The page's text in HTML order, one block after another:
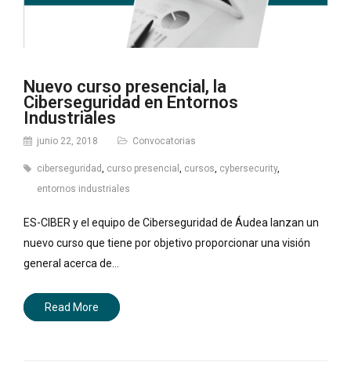
Nuevo curso presencial, la
Ciberseguridad en Entornos
Industriales
junio 22, 2018 Convocatorias
ciberseguridad curso presencial cursos cybersecurity,
entornos industriales
ES-CIBER y el equipo de Ciberseguridad de Áudea lanzan un
nuevo curso que tiene por objetivo proporcionar una visión
general acerca de…
Read More